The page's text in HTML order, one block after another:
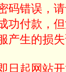
码错误，
功付款，
产生的损
日起网站